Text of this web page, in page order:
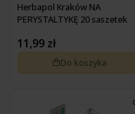
Herbapol Kraków NA
PERYSTALTYKĘ 20 saszetek
11,99 zł
Do koszyka